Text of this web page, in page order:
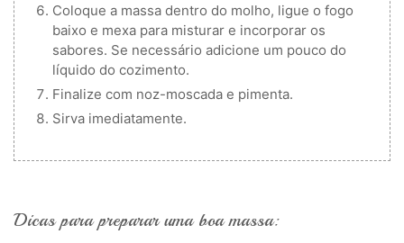
Coloque a massa dentro do molho, ligue o fogo
baixo e mexa para misturar e incorporar os
sabores. Se necessário adicione um pouco do
líquido do cozimento.
Finalize com noz-moscada e pimenta.
Sirva imediatamente.
Dicas para preparar uma boa massa: